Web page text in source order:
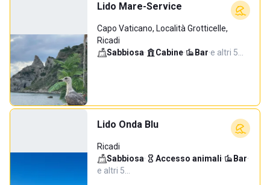
Lido Mare-Service
Capo Vaticano, Località Grotticelle,
Ricadi
Sabbiosa· Cabine· Bar·e altri 5…
Lido Onda Blu
Ricadi
Sabbiosa· Accesso animali· Bar·
e altri 5…